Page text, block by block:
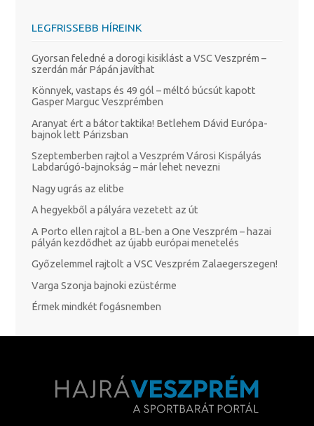
LEGFRISSEBB HÍREINK
Gyorsan feledné a dorogi kisiklást a VSC Veszprém –
szerdán már Pápán javíthat
Könnyek, vastaps és 49 gól – méltó búcsút kapott
Gasper Marguc Veszprémben
Aranyat ért a bátor taktika! Betlehem Dávid Európa-
bajnok lett Párizsban
Szeptemberben rajtol a Veszprém Városi Kispályás
Labdarúgó-bajnokság – már lehet nevezni
Nagy ugrás az elitbe
A hegyekből a pályára vezetett az út
A Porto ellen rajtol a BL-ben a One Veszprém – hazai
pályán kezdődhet az újabb európai menetelés
Győzelemmel rajtolt a VSC Veszprém Zalaegerszegen!
Varga Szonja bajnoki ezüstérme
Érmek mindkét fogásnemben